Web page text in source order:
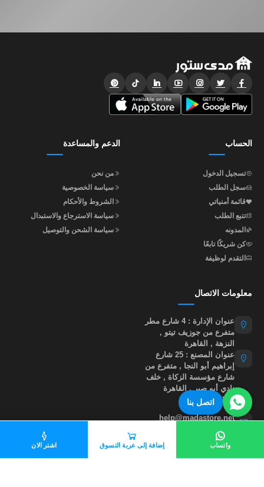
اتصل بنا
واتساب إضافة إلى عربة التسوق اشتر الان
الحساب
تسجيل الدخول
سجل الطلب
قائمة أمنياتي
تتبع الطلب
المدونه
كن شريكًا تابعًا
التقدم لوظيفة
الدعم والمساعدة
من نحن
سياسة الخصوصية
الشروط والأحكام
سياسة الاسترجاع والاستبدال
سياسة الشحن والتوصيل
معلومات الاتصال
عنوان الإدارة : 4 شارع مطر
متفرع من جوزيف تيتو ,
النزهة , القاهرة
عنوان المصنع : 25 شارع
إبراهيم أبو النجا , متفرع من
شارع مؤسسة الزكاة , خلف
نادي أبو صير , القاهرة
01015535855
help@madastore.net